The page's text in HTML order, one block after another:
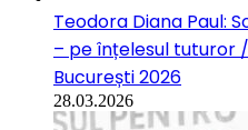
Teodora Diana Paul:
– pe înțelesul tuturor
București 2026
28.03.2026